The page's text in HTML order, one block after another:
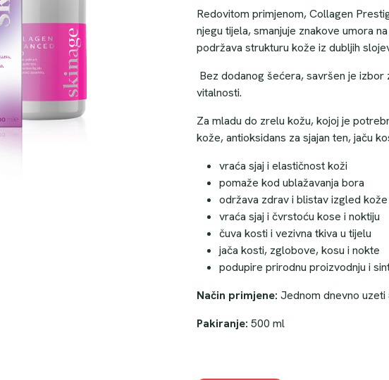
Redovitom primjenom, Collagen
njegu tijela, smanjuje znakove umora
podržava strukturu kože iz dubljih
Bez dodanog šećera, savršen je izbor
vitalnosti.
Za mladu do zrelu kožu, kojoj je
kože, antioksidans za sjajan ten, jaču
vraća sjaj i elastičnost koži
pomaže kod ublažavanja bora
održava zdrav i blistav izgled kože
vraća sjaj i čvrstoću kose i noktiju
čuva kosti i vezivna tkiva u tijelu
jača kosti, zglobove, kosu i nokte
podupire prirodnu proizvodnju i
Način primjene: Jednom dnevno uzeti
Pakiranje: 500 ml